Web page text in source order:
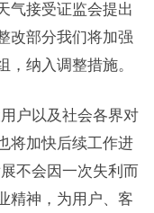
接受证监会提出
改部分我们将加强
，纳入调整措施。
户以及社会各界对
将加快后续工作进
不会因一次失利而
精神，为用户、客